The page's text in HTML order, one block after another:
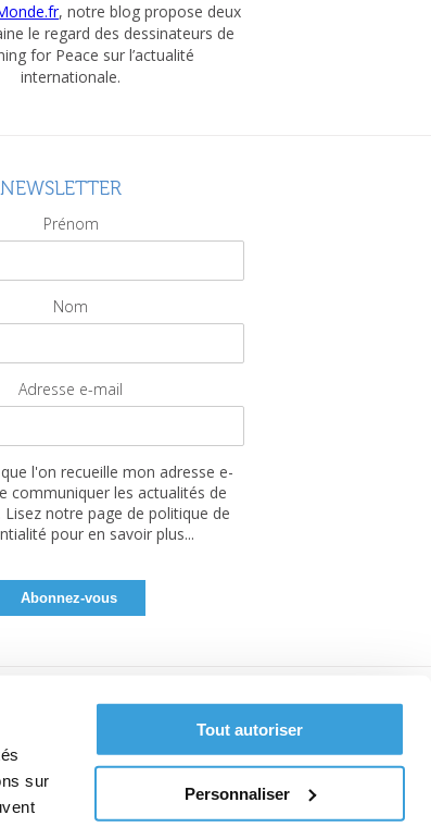
sur
Tout autoriser
Personnaliser
, notre blog propose deux
le regard des dessinateurs de
for Peace sur l’actualité
internationale.
NEWSLETTER
Prénom
Nom
Adresse e-mail
l'on recueille mon adresse e-
communiquer les actualités de
notre page de politique de
pour en savoir plus...